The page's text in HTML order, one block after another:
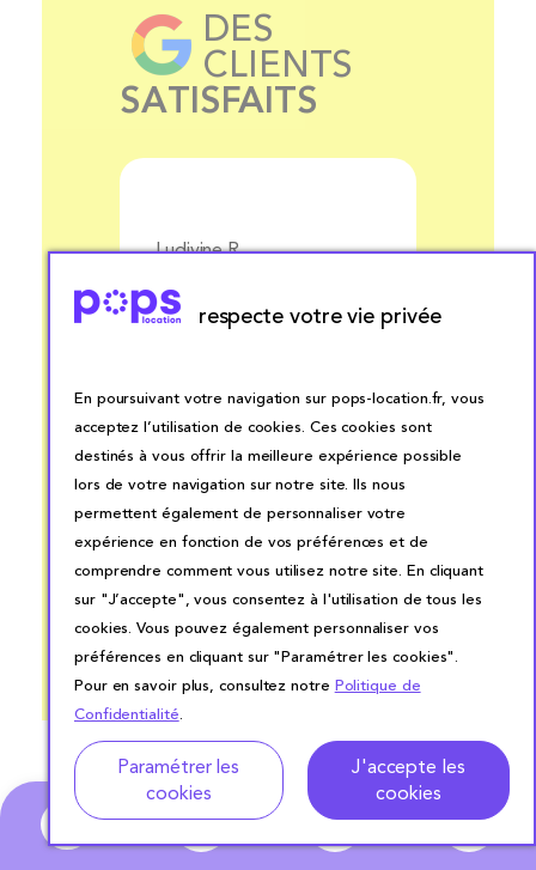
DES
CLIENTS
SATISFAITS
Ludivine R.
Nous avons fait appel à
de mariage et rien à
redire. Vaisselle
conforme à ce que nous
avons commandé, livreur
à l’heure et aimable, pour
le retour idem. Merci
Pops
Aurélie
très
Pour aller plusloin
Adresse Dates de location
respecte votre vie privée
En poursuivant votre navigation sur pops-location.fr, vous
acceptez l’utilisation de cookies. Ces cookies sont
destinés à vous offrir la meilleure expérience possible
lors de votre navigation sur notre site. Ils nous
permettent également de personnaliser votre
expérience en fonction de vos préférences et de
comprendre comment vous utilisez notre site. En cliquant
sur "J’accepte", vous consentez à l'utilisation de tous les
cookies. Vous pouvez également personnaliser vos
préférences en cliquant sur "Paramétrer les cookies".
Pour en savoir plus, consultez notrePolitique de
Confidentialité.
Paramétrer les
cookies
J'accepte les
cookies